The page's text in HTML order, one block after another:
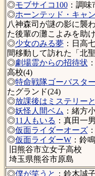
◎モブサイコ100：調味
◎ホーンテッド・キャ
八神森司が謎の影に襲
た後輩の灘こよみを助
◎少女のみる夢：日高
間移動して訪れた「北
◎劇場霊からの招待状
高校(4)
◎特命戦隊ゴーバスタ
たグランド(24)
◎放課後はミステリー
◎妖怪人間ベム ：緒方
◎11人もいる ：真田一
◎仮面ライダーオーズ
◎仮面ライダーW：鈴
旧熊谷市立女子高校
埼玉県熊谷市原島
◎僕が笑うと ：鈴木誠